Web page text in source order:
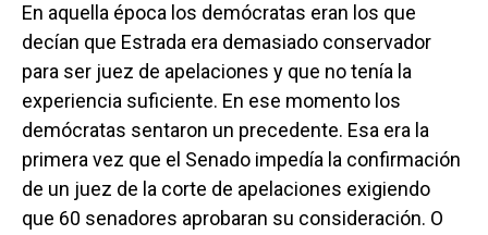
En aquella época los demócratas eran los que
decían que Estrada era demasiado conservador
para ser juez de apelaciones y que no tenía la
experiencia suficiente. En ese momento los
demócratas sentaron un precedente. Esa era la
primera vez que el Senado impedía la confirmación
de un juez de la corte de apelaciones exigiendo
que 60 senadores aprobaran su consideración. O